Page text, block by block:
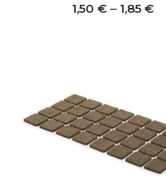
1,50 € – 1,85 €